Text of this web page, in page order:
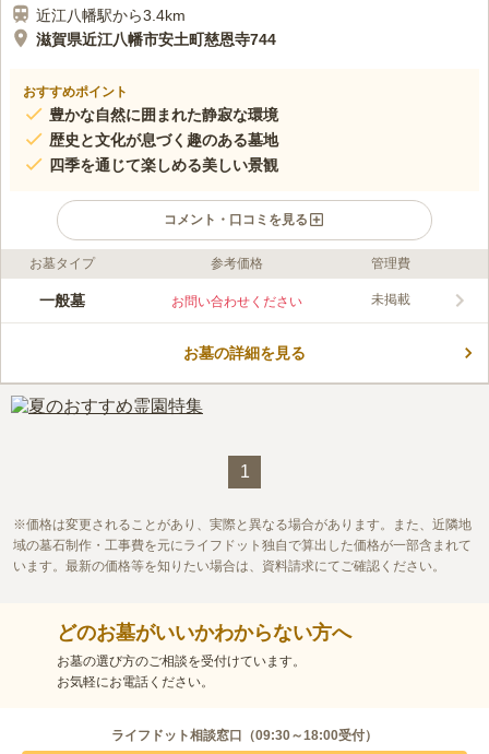
近江八幡駅から3.4km
滋賀県近江八幡市安土町慈恩寺744
おすすめポイント
豊かな自然に囲まれた静寂な環境
歴史と文化が息づく趣のある墓地
四季を通じて楽しめる美しい景観
コメント・口コミを見る
口コミ評価
この霊園はまだ誰からも評価されていません。
お墓タイプ 参考価格 管理費
一般墓 お問い合わせください 未掲載
お墓の詳細を見る
1
価格は変更されることがあり、実際と異なる場合があります。また、近隣地
域の墓石制作・工事費を元にライフドット独自で算出した価格が一部含まれて
います。最新の価格等を知りたい場合は、資料請求にてご確認ください。
どのお墓がいいかわからない方へ
お墓の選び方のご相談を受付けています。
お気軽にお電話ください。
ライフドット相談窓口（09:30～18:00受付）